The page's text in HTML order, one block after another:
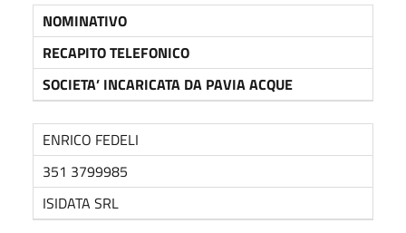
NOMINATIVO
RECAPITO TELEFONICO
SOCIETA’ INCARICATA DA PAVIA ACQUE
ENRICO FEDELI
351 3799985
ISIDATA SRL